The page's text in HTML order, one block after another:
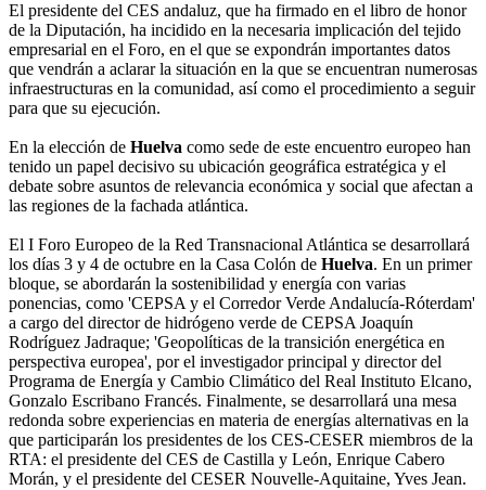
El presidente del CES andaluz, que ha firmado en el libro de honor
de la Diputación, ha incidido en la necesaria implicación del tejido
empresarial en el Foro, en el que se expondrán importantes datos
que vendrán a aclarar la situación en la que se encuentran numerosas
infraestructuras en la comunidad, así como el procedimiento a seguir
para que su ejecución.
En la elección de Huelva como sede de este encuentro europeo han
tenido un papel decisivo su ubicación geográfica estratégica y el
debate sobre asuntos de relevancia económica y social que afectan a
las regiones de la fachada atlántica.
El I Foro Europeo de la Red Transnacional Atlántica se desarrollará
los días 3 y 4 de octubre en la Casa Colón de Huelva. En un primer
bloque, se abordarán la sostenibilidad y energía con varias
ponencias, como 'CEPSA y el Corredor Verde Andalucía-Róterdam'
a cargo del director de hidrógeno verde de CEPSA Joaquín
Rodríguez Jadraque; 'Geopolíticas de la transición energética en
perspectiva europea', por el investigador principal y director del
Programa de Energía y Cambio Climático del Real Instituto Elcano,
Gonzalo Escribano Francés. Finalmente, se desarrollará una mesa
redonda sobre experiencias en materia de energías alternativas en la
que participarán los presidentes de los CES-CESER miembros de la
RTA: el presidente del CES de Castilla y León, Enrique Cabero
Morán, y el presidente del CESER Nouvelle-Aquitaine, Yves Jean.